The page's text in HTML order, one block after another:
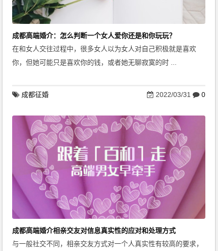
成都高端婚介：怎么判断一个女人爱你还是和你玩玩？
在和女人交往过程中，很多女人以为女人对自己积极就是喜欢
你，但她可能只是喜欢你的钱，或者她无聊寂寞的时 ...
成都征婚 2022/03/31 0
成都高端婚介相亲交友对信息真实性的应对和处理方式
与一般社交不同，相亲交友方式对一个人真实性有较高的要求，